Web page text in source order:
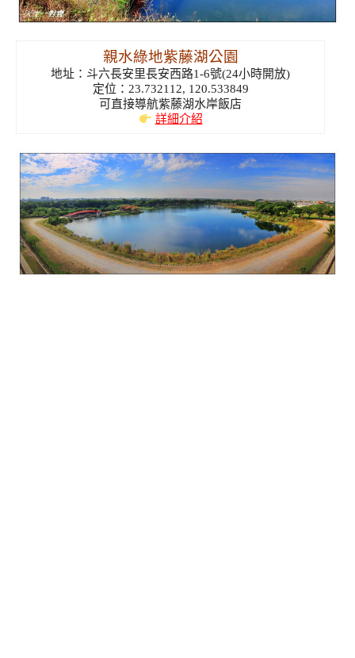
親水綠地紫藤湖公園
地址：斗六長安里長安西路1-6號(24小時開放)
定位：23.732112, 120.533849
可直接導航紫藤湖水岸飯店
詳細介紹